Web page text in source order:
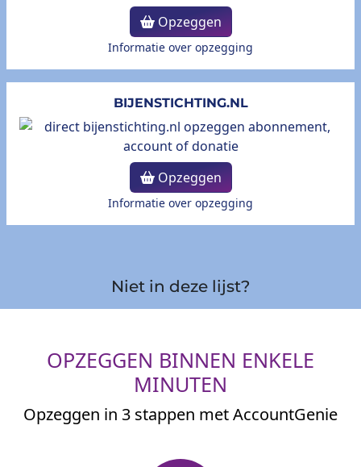
Opzeggen
Informatie over opzegging
BIJENSTICHTING.NL
Opzeggen
Informatie over opzegging
Niet in deze lijst?
OPZEGGEN BINNEN ENKELE
MINUTEN
Opzeggen in 3 stappen met AccountGenie